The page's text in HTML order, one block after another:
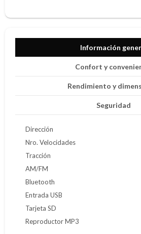
Información
Confort y
Rendimiento y
Seguridad
Dirección
Nro. Velocidades
Tracción
AM/FM
Bluetooth
Entrada USB
Tarjeta SD
Reproductor MP3